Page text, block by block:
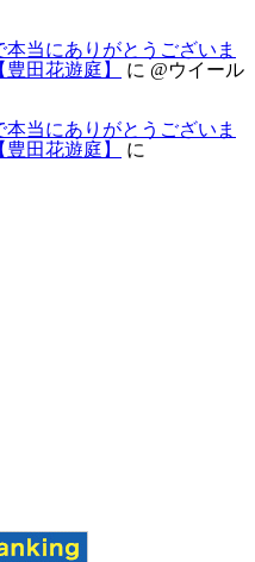
本当にありがとうございま
田花遊庭】
に @ウイール
本当にありがとうございま
田花遊庭】
に